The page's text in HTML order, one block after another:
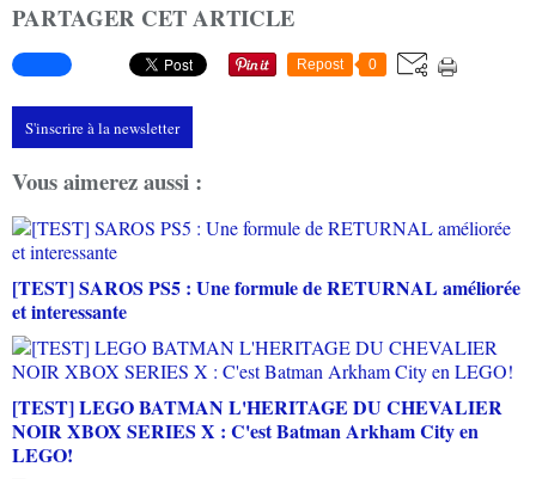
PARTAGER CET ARTICLE
Repost 0
S'inscrire à la newsletter
Vous aimerez aussi :
[TEST] SAROS PS5 : Une formule de RETURNAL améliorée
et interessante
[TEST] LEGO BATMAN L'HERITAGE DU CHEVALIER
NOIR XBOX SERIES X : C'est Batman Arkham City en
LEGO!